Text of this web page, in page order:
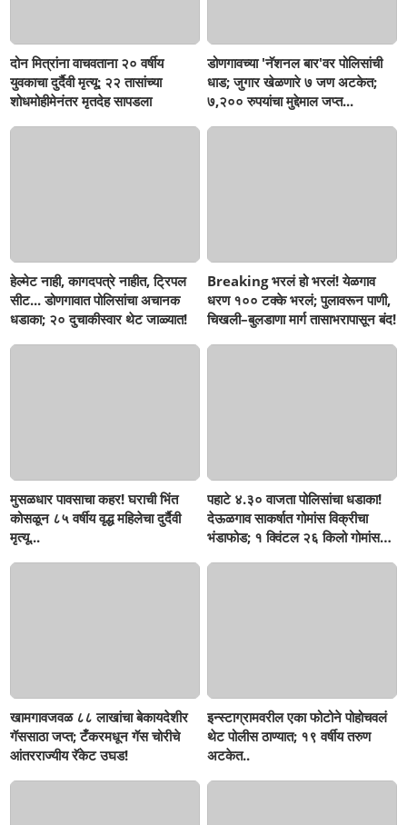
दोन मित्रांना वाचवताना २० वर्षीय
युवकाचा दुर्दैवी मृत्यू; २२ तासांच्या
शोधमोहीमेनंतर मृतदेह सापडला
डोणगावच्या 'नॅशनल बार'वर पोलिसांची
धाड; जुगार खेळणारे ७ जण अटकेत;
७,२०० रुपयांचा मुद्देमाल जप्त...
हेल्मेट नाही, कागदपत्रे नाहीत, ट्रिपल
सीट... डोणगावात पोलिसांचा अचानक
धडाका; २० दुचाकीस्वार थेट जाळ्यात!
Breaking भरलं हो भरलं! येळगाव
धरण १०० टक्के भरलं; पुलावरून पाणी,
चिखली–बुलडाणा मार्ग तासाभरापासून बंद!
मुसळधार पावसाचा कहर! घराची भिंत
कोसळून ८५ वर्षीय वृद्ध महिलेचा दुर्दैवी
मृत्यू...
पहाटे ४.३० वाजता पोलिसांचा धडाका!
देऊळगाव साकर्षात गोमांस विक्रीचा
भंडाफोड; १ क्विंटल २६ किलो गोमांस
खामगावजवळ ८८ लाखांचा बेकायदेशीर
गॅससाठा जप्त; टँकरमधून गॅस चोरीचे
आंतरराज्यीय रॅकेट उघड!
इन्स्टाग्रामवरील एका फोटोने पोहोचवलं
थेट पोलीस ठाण्यात; १९ वर्षीय तरुण
अटकेत..